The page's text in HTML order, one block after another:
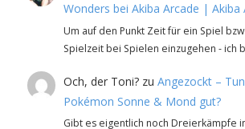
Wonders bei Akiba Arcade | Akiba
Um auf den Punkt Zeit für ein Spiel
Spielzeit bei Spielen einzugehen - ich
Och, der Toni? zuAngezockt –
Pokémon Sonne & Mond gut?
Gibt es eigentlich noch Dreierkämpfe